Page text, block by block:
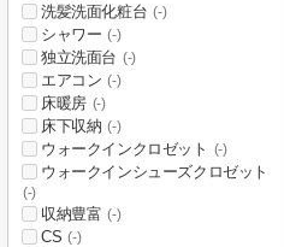
洗髪洗面化粧台 (-)
シャワー (-)
独立洗面台 (-)
エアコン (-)
床暖房 (-)
床下収納 (-)
ウォークインクロゼット (-)
ウォークインシューズクロゼット
(-)
収納豊富 (-)
CS (-)